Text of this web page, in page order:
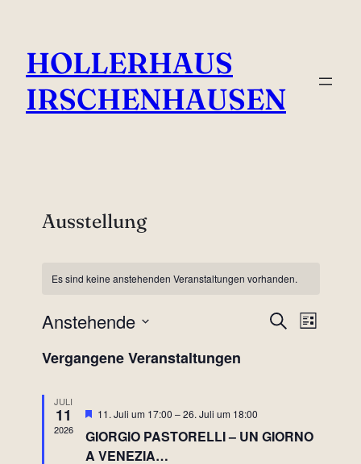
HOLLERHAUS
IRSCHENHAUSEN
Ausstellung
Es sind keine anstehenden Veranstaltungen vorhanden.
SucheListe
Anstehende
wählen.
Vergangene Veranstaltungen
JULI
11
2026
Hervorgehoben
11. Juli um 17:00 –26. Juli um 18:00
GIORGIO PASTORELLI – UN GIORNO
A VENEZIA…